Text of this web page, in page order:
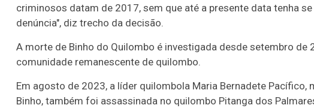
criminosos datam de 2017, sem que até a presente data tenha
denúncia", diz trecho da decisão.
A morte de Binho do Quilombo é investigada desde setembro
comunidade remanescente de quilombo.
Em agosto de 2023, a líder quilombola Maria Bernadete Pacífico,
Binho, também foi assassinada no quilombo Pitanga dos